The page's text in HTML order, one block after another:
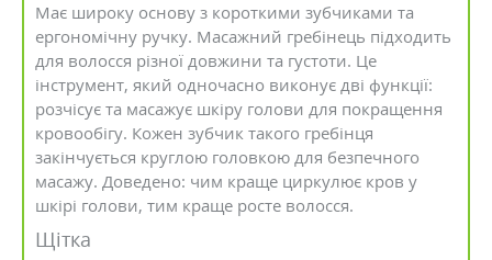
Має широку основу з короткими зубчиками та
ергономічну ручку. Масажний гребінець підходить
для волосся різної довжини та густоти. Це
інструмент, який одночасно виконує дві функції:
розчісує та масажує шкіру голови для покращення
кровообігу. Кожен зубчик такого гребінця
закінчується круглою головкою для безпечного
масажу. Доведено: чим краще циркулює кров у
шкірі голови, тим краще росте волосся.
Щітка